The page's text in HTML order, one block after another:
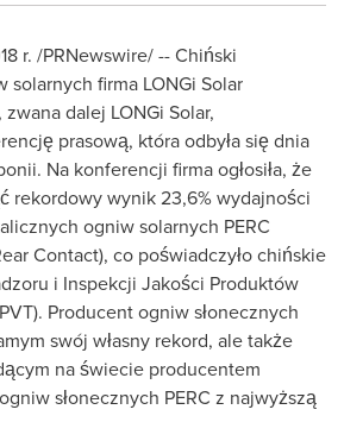
r. /PRNewswire/ -- Chiński
firma LONGi Solar
dalej LONGi Solar,
prasową, która odbyła się dnia
Na konferencji firma ogłosiła, że
rekordowy wynik 23,6% wydajności
ogniw solarnych PERC
Contact), co poświadczyło chińskie
i Inspekcji Jakości Produktów
Producent ogniw słonecznych
swój własny rekord, ale także
na świecie producentem
słonecznych PERC z najwyższą